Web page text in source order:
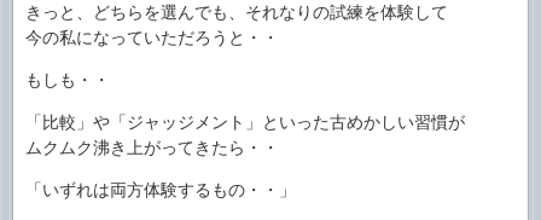
きっと、どちらを選んでも、それなりの試練を体験して
今の私になっていただろうと・・
もしも・・
「比較」や「ジャッジメント」といった古めかしい習慣が
ムクムク沸き上がってきたら・・
「いずれは両方体験するもの・・」